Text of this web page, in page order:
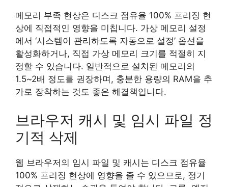
메모리 부족 현상은 디스크 점유율 100% 프리징 현
상에 직접적인 영향을 미칩니다. 가상 메모리 설정
에서 ‘시스템이 관리하도록 자동으로 설정’ 옵션을
활성화하거나, 직접 가상 메모리 크기를 적절히 지
정할 수 있습니다. 일반적으로 설치된 메모리의
1.5~2배 정도를 권장하며, 충분한 용량의 RAM을 추
가로 장착하는 것도 좋은 해결책입니다.
브라우저 캐시 및 임시 파일 정
기적 삭제
웹 브라우저의 임시 파일 및 캐시는 디스크 점유율
100% 프리징 현상에 영향을 줄 수 있으므로, 정기